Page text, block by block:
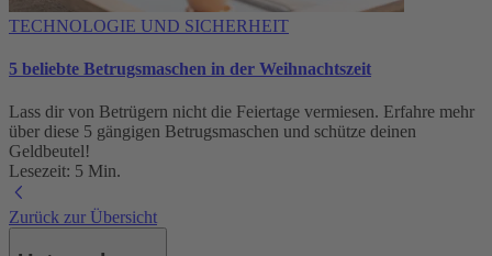
TECHNOLOGIE UND SICHERHEIT
5 beliebte Betrugsmaschen in der Weihnachtszeit
Lass dir von Betrügern nicht die Feiertage vermiesen. Erfahre mehr
über diese 5 gängigen Betrugsmaschen und schütze deinen
Geldbeutel!
Lesezeit: 5 Min.
Zurück zur Übersicht